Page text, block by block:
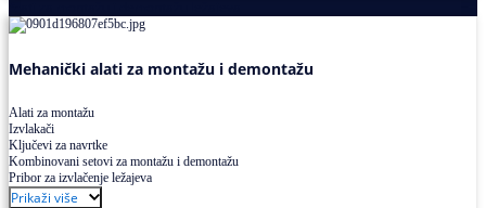
Mehanički alati za montažu i demontažu
Alati za montažu
Izvlakači
Ključevi za navrtke
Kombinovani setovi za montažu i demontažu
Pribor za izvlačenje ležajeva
Prikaži više